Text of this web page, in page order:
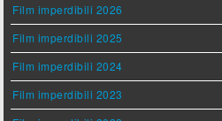
Film imperdibili 2026
Film imperdibili 2025
Film imperdibili 2024
Film imperdibili 2023